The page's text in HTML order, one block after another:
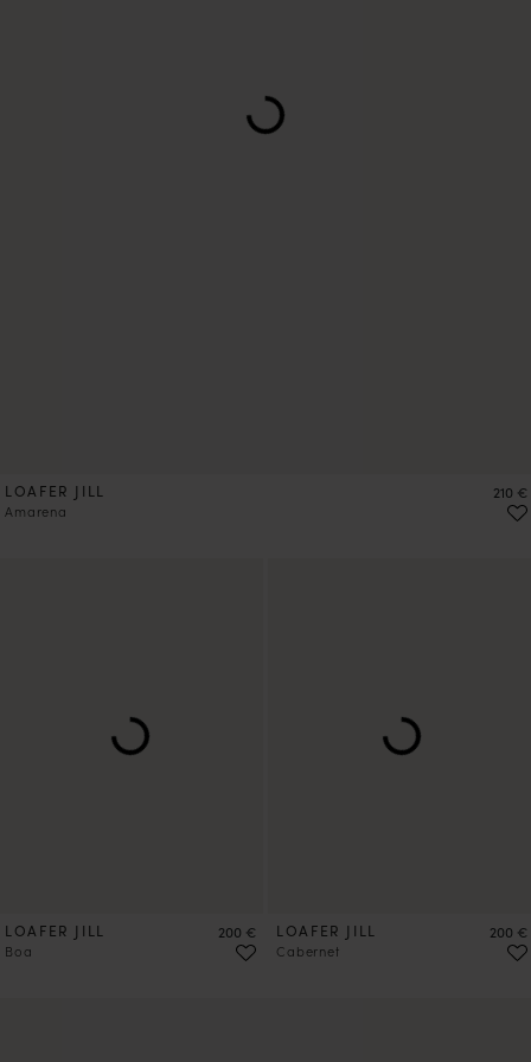
LOAFER JILL
Amarena
Preis
210 €
LOAFER JILL
Boa
Preis
200 € LOAFER JILL
Cabernet
Preis
200 €